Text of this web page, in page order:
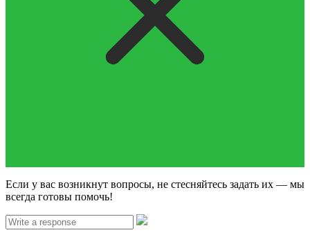
Если у вас возникнут вопросы, не стесняйтесь задать их — мы
всегда готовы помочь!